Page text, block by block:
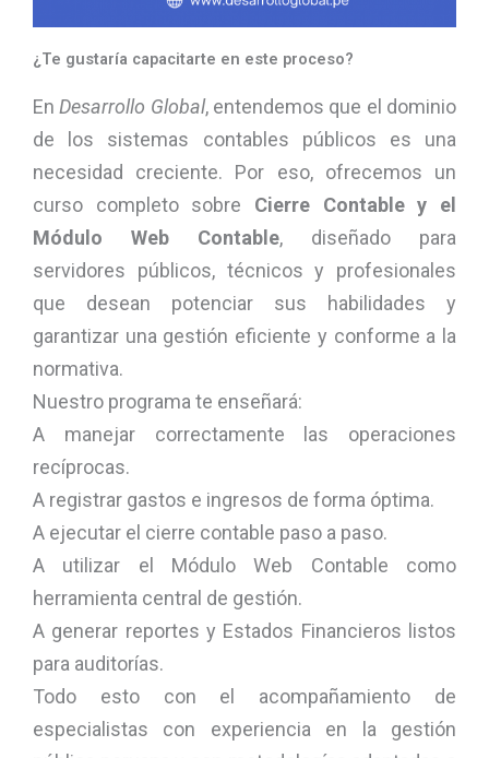
¿Te gustaría capacitarte en este proceso?
EnDesarrollo Global, entendemos que el dominio
de los sistemas contables públicos es una
necesidad creciente. Por eso, ofrecemos un
curso completo sobre Cierre Contable y el
Módulo Web Contable, diseñado para
servidores públicos, técnicos y profesionales
que desean potenciar sus habilidades y
garantizar una gestión eficiente y conforme a la
normativa.
Nuestro programa te enseñará:
A manejar correctamente las operaciones
recíprocas.
A registrar gastos e ingresos de forma óptima.
A ejecutar el cierre contable paso a paso.
A utilizar el Módulo Web Contable como
herramienta central de gestión.
A generar reportes y Estados Financieros listos
para auditorías.
Todo esto con el acompañamiento de
especialistas con experiencia en la gestión